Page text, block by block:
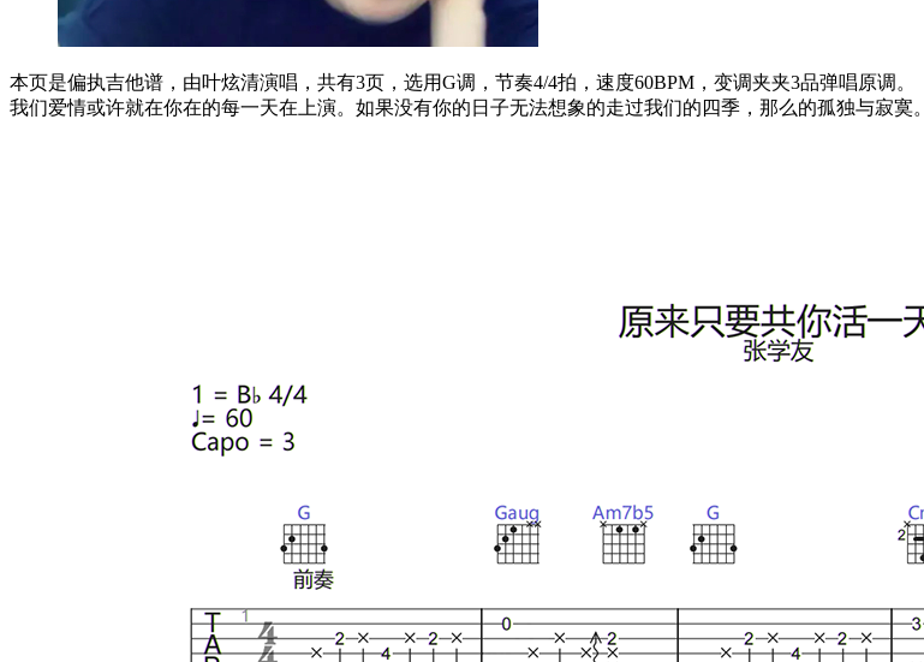
本页是偏执吉他谱，由叶炫清演唱，共有3页，选用G调，节奏4/4拍，速度60BPM，变调夹夹3品弹唱原调。
我们爱情或许就在你在的每一天在上演。如果没有你的日子无法想象的走过我们的四季，那么的孤独与寂寞。